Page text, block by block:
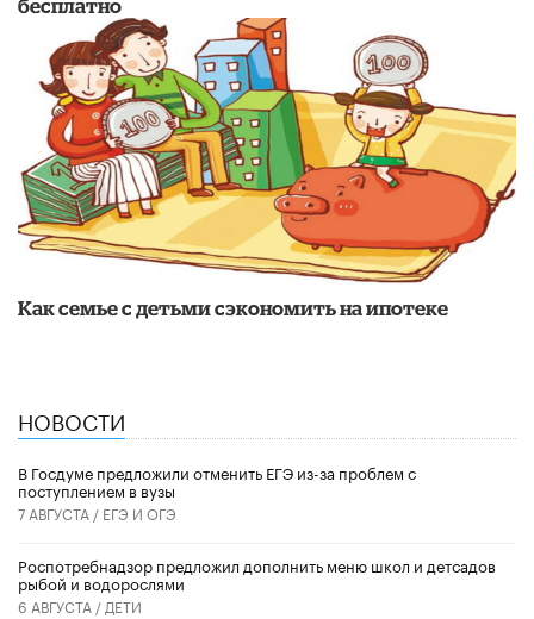
бесплатно
​Как семье с детьми сэкономить на ипотеке
НОВОСТИ
В Госдуме предложили отменить ЕГЭ из-за проблем с
поступлением в вузы
7 АВГУСТА / ЕГЭ И ОГЭ
Роспотребнадзор предложил дополнить меню школ и детсадов
рыбой и водорослями
6 АВГУСТА / ДЕТИ